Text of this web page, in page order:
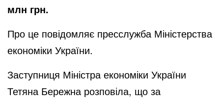
млн грн.
Про це повідомляє пресслужба Міністерства
економіки України.
Заступниця Міністра економіки України
Тетяна Бережна розповіла, що за